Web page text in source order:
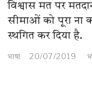
विश्वास मत पर
सीमाओं को पूरा ना
स्थगित कर दिया है.
भाषा 20/07/2019